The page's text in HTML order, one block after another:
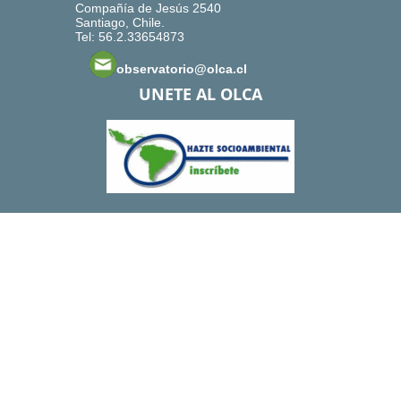
Compañía de Jesús 2540
Santiago, Chile.
Tel: 56.2.33654873
observatorio@olca.cl
UNETE AL OLCA